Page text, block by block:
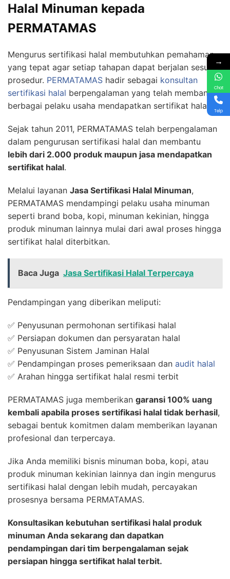
Halal Minuman kepada
PERMATAMAS
Mengurus sertifikasi halal membutuhkan pemahaman
yang tepat agar setiap tahapan dapat berjalan sesuai
prosedur. PERMATAMAS hadir sebagai konsultan
sertifikasi halal berpengalaman yang telah membantu
berbagai pelaku usaha mendapatkan sertifikat halal.
Sejak tahun 2011, PERMATAMAS telah berpengalaman
dalam pengurusan sertifikasi halal dan membantu
lebih dari 2.000 produk maupun jasa mendapatkan
sertifikat halal.
Melalui layanan Jasa Sertifikasi Halal Minuman,
PERMATAMAS mendampingi pelaku usaha minuman
seperti brand boba, kopi, minuman kekinian, hingga
produk minuman lainnya mulai dari awal proses hingga
sertifikat halal diterbitkan.
Baca Juga Jasa Sertifikasi Halal Terpercaya
Pendampingan yang diberikan meliputi:
✅ Penyusunan permohonan sertifikasi halal
✅ Persiapan dokumen dan persyaratan halal
✅ Penyusunan Sistem Jaminan Halal
✅ Pendampingan proses pemeriksaan dan audit halal
✅ Arahan hingga sertifikat halal resmi terbit
PERMATAMAS juga memberikan garansi 100% uang
kembali apabila proses sertifikasi halal tidak berhasil,
sebagai bentuk komitmen dalam memberikan layanan
profesional dan terpercaya.
Jika Anda memiliki bisnis minuman boba, kopi, atau
produk minuman kekinian lainnya dan ingin mengurus
sertifikasi halal dengan lebih mudah, percayakan
prosesnya bersama PERMATAMAS.
Konsultasikan kebutuhan sertifikasi halal produk
minuman Anda sekarang dan dapatkan
pendampingan dari tim berpengalaman sejak
persiapan hingga sertifikat halal terbit.
→
Chat
Telp